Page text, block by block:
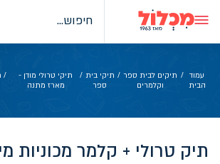
content
עמוד
הבית
/ תיקים לבית ספר
וקלמרים
/ תיקי בית
ספר
/
תיקי טרולי מודן -
מארז מתנה
/
תיק טרולי + קלמר מכוניות